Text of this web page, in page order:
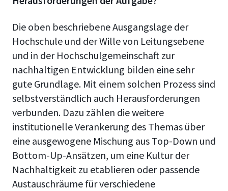
Die oben beschriebene Ausgangslage der
Hochschule und der Wille von Leitungsebene
und in der Hochschulgemeinschaft zur
nachhaltigen Entwicklung bilden eine sehr
gute Grundlage. Mit einem solchen Prozess sind
selbstverständlich auch Herausforderungen
verbunden. Dazu zählen die weitere
institutionelle Verankerung des Themas über
eine ausgewogene Mischung aus Top-Down und
Bottom-Up-Ansätzen, um eine Kultur der
Nachhaltigkeit zu etablieren oder passende
Austauschräume für verschiedene